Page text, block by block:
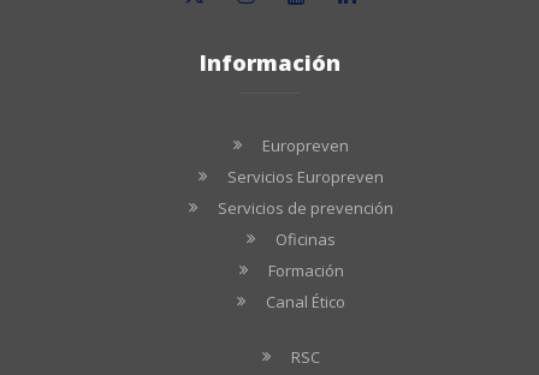
Información
Europreven
Servicios Europreven
Servicios de prevención
Oficinas
Formación
Canal Ético
RSC